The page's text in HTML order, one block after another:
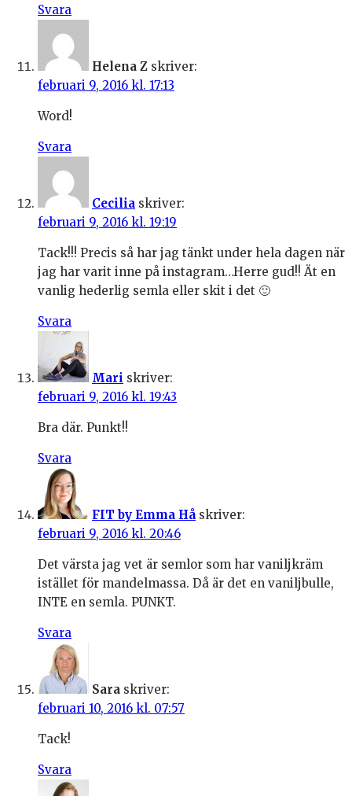
Svara
Helena Z skriver:
februari 9, 2016 kl. 17:13
Word!
Svara
Cecilia skriver:
februari 9, 2016 kl. 19:19
Tack!!! Precis så har jag tänkt under hela dagen när
jag har varit inne på instagram…Herre gud!! Ät en
vanlig hederlig semla eller skit i det 🙂
Svara
Mari skriver:
februari 9, 2016 kl. 19:43
Bra där. Punkt!!
Svara
FIT by Emma Hå skriver:
februari 9, 2016 kl. 20:46
Det värsta jag vet är semlor som har vaniljkräm
istället för mandelmassa. Då är det en vaniljbulle,
INTE en semla. PUNKT.
Svara
Sara skriver:
februari 10, 2016 kl. 07:57
Tack!
Svara